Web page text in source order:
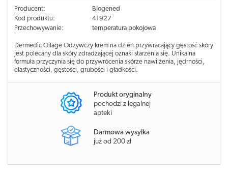
Producent:
Biogened
Kod produktu:
41927
Przechowywanie:
temperatura pokojowa
Dermedic Oilage Odżywczy krem na dzień przywracający gęstość skóry
jest polecany dla skóry zdradzającej oznaki starzenia się. Unikalna
formuła przyczynia się do przywrócenia skórze nawilżenia, jędrności,
elastyczności, gęstości, grubości i gładkości.
Produkt oryginalny
pochodzi z legalnej
apteki
Darmowa wysyłka
już od 200 zł